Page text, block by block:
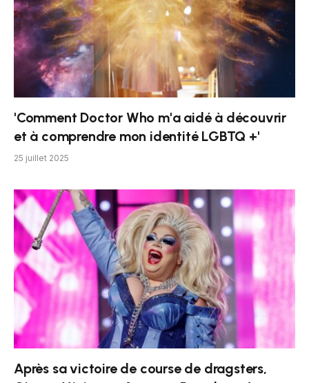
'Comment Doctor Who m'a aidé à découvrir
et à comprendre mon identité LGBTQ +'
25 juillet 2025
Après sa victoire de course de dragsters,